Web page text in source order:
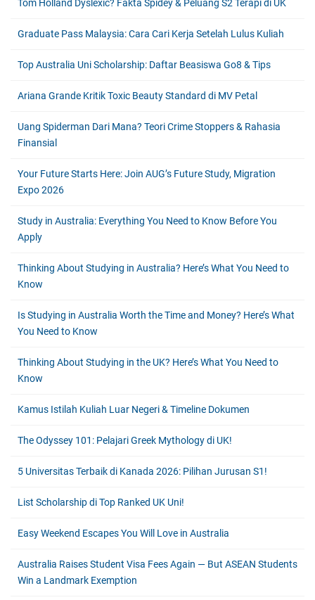
Tom Holland Dyslexic? Fakta Spidey & Peluang S2 Terapi di UK
Graduate Pass Malaysia: Cara Cari Kerja Setelah Lulus Kuliah
Top Australia Uni Scholarship: Daftar Beasiswa Go8 & Tips
Ariana Grande Kritik Toxic Beauty Standard di MV Petal
Uang Spiderman Dari Mana? Teori Crime Stoppers & Rahasia
Finansial
Your Future Starts Here: Join AUG’s Future Study, Migration
Expo 2026
Study in Australia: Everything You Need to Know Before You
Apply
Thinking About Studying in Australia? Here’s What You Need to
Know
Is Studying in Australia Worth the Time and Money? Here’s What
You Need to Know
Thinking About Studying in the UK? Here’s What You Need to
Know
Kamus Istilah Kuliah Luar Negeri & Timeline Dokumen
The Odyssey 101: Pelajari Greek Mythology di UK!
5 Universitas Terbaik di Kanada 2026: Pilihan Jurusan S1!
List Scholarship di Top Ranked UK Uni!
Easy Weekend Escapes You Will Love in Australia
Australia Raises Student Visa Fees Again — But ASEAN Students
Win a Landmark Exemption